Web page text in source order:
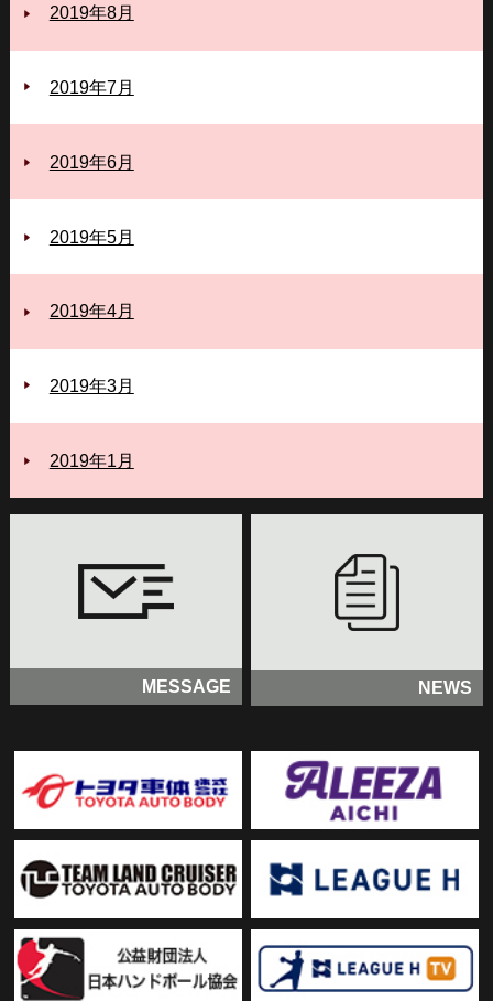
2019年8月
2019年7月
2019年6月
2019年5月
2019年4月
2019年3月
2019年1月
MESSAGE NEWS